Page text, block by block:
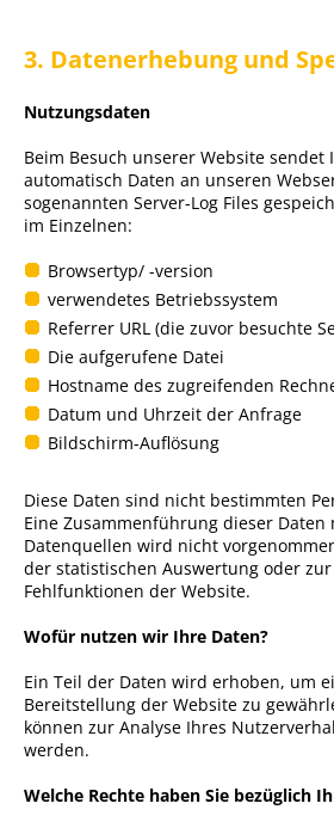
3. Datenerhebung und
Nutzungsdaten
Beim Besuch unserer Website sendet
automatisch Daten an unseren
sogenannten Server-Log Files
im Einzelnen:
Browsertyp/ -version
verwendetes Betriebssystem
Referrer URL (die zuvor besuchte
Die aufgerufene Datei
Hostname des zugreifenden
Datum und Uhrzeit der Anfrage
Bildschirm-Auflösung
Diese Daten sind nicht bestimmten
Eine Zusammenführung dieser Daten
Datenquellen wird nicht
der statistischen Auswertung oder zur
Fehlfunktionen der Website.
Wofür nutzen wir Ihre Daten?
Ein Teil der Daten wird erhoben, um
Bereitstellung der Website zu
können zur Analyse Ihres
werden.
Welche Rechte haben Sie bezüglich